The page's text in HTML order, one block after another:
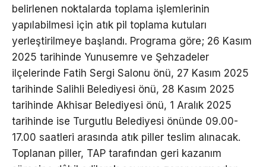
belirlenen noktalarda toplama işlemlerinin
yapılabilmesi için atık pil toplama kutuları
yerleştirilmeye başlandı. Programa göre; 26 Kasım
2025 tarihinde Yunusemre ve Şehzadeler
ilçelerinde Fatih Sergi Salonu önü, 27 Kasım 2025
tarihinde Salihli Belediyesi önü, 28 Kasım 2025
tarihinde Akhisar Belediyesi önü, 1 Aralık 2025
tarihinde ise Turgutlu Belediyesi önünde 09.00-
17.00 saatleri arasında atık piller teslim alınacak.
Toplanan piller, TAP tarafından geri kazanım